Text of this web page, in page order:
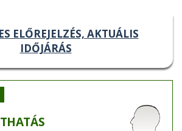
ELŐREJELZÉS, AKTUÁLIS
IDŐJÁRÁS